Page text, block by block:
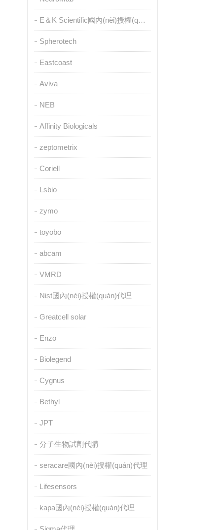
E＆K Scientific國內(nèi)授權(quán)代理
Spherotech
Eastcoast
Aviva
NEB
Affinity Biologicals
zeptometrix
Coriell
Lsbio
zymo
toyobo
abcam
VMRD
Nist國內(nèi)授權(quán)代理
Greatcell solar
Enzo
Biolegend
Cygnus
Bethyl
JPT
分子生物試劑代購
seracare國內(nèi)授權(quán)代理
Lifesensors
kapa國內(nèi)授權(quán)代理